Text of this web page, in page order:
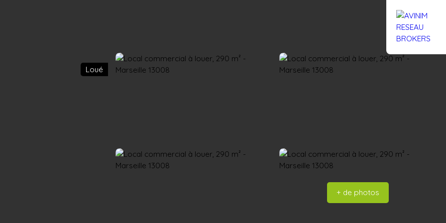
Louer Confiez un local Trouver un Broker Rejoignez-nous Actualités Nous contacter
Loué
+ de photos